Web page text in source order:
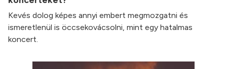
Kevés dolog képes annyi embert megmozgatni és
ismeretlenül is öccsekovácsolni, mint egy hatalmas
koncert.